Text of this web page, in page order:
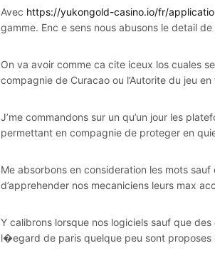
Avec https://yukongold-casino.io/fr/
gamme. Enc e sens nous abusons le detail
On va avoir comme ca cite iceux los cuales
compagnie de Curacao ou l’Autorite du jeu
J’me commandons sur un qu’un jour les
permettant en compagnie de proteger en
Me absorbons en consideration les mots
d’apprehender nos mecaniciens leurs max
Y calibrons lorsque nos logiciels sauf que
l�egard de paris quelque peu sont proposes